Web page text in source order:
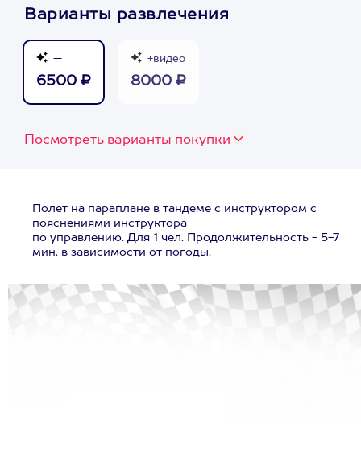
Варианты развлечения
—
6500 ₽
+видео
8000 ₽
Посмотреть варианты покупки
Полет на параплане в тандеме с инструктором с
пояснениями инструктора
по управлению. Для 1 чел. Продолжительность - 5-7
мин. в зависимости от погоды.